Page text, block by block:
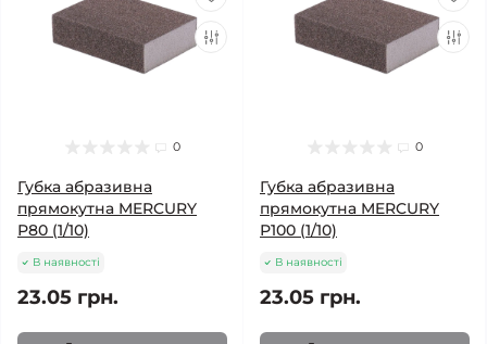
0
Губка абразивна
прямокутна MERCURY
Р80 (1/10)
В наявності
23.05 грн.
0
Губка абразивна
прямокутна MERCURY
Р100 (1/10)
В наявності
23.05 грн.